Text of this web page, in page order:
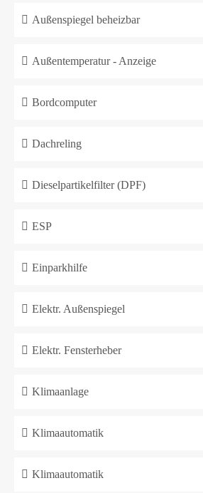
Außenspiegel beheizbar
Außentemperatur - Anzeige
Bordcomputer
Dachreling
Dieselpartikelfilter (DPF)
ESP
Einparkhilfe
Elektr. Außenspiegel
Elektr. Fensterheber
Klimaanlage
Klimaautomatik
Klimaautomatik